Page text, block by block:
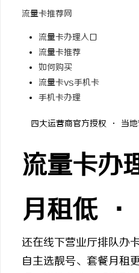
流量卡推荐网
流量卡办理入口
流量卡推荐
如何购买
流量卡vs手机卡
手机卡办理
四大运营商官方授权 · 当
流量卡办
月租低 ·
还在线下营业厅排队办
自主选靓号、套餐月租